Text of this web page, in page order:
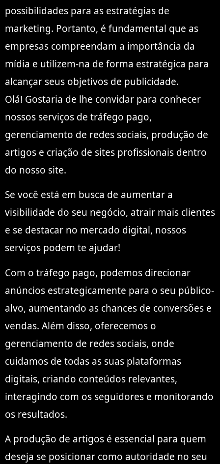
possibilidades para as estratégias de
marketing. Portanto, é fundamental que as
empresas compreendam a importância da
mídia e utilizem-na de forma estratégica para
alcançar seus objetivos de publicidade.
Olá! Gostaria de lhe convidar para conhecer
nossos serviços de tráfego pago,
gerenciamento de redes sociais, produção de
artigos e criação de sites profissionais dentro
do nosso site.
Se você está em busca de aumentar a
visibilidade do seu negócio, atrair mais clientes
e se destacar no mercado digital, nossos
serviços podem te ajudar!
Com o tráfego pago, podemos direcionar
anúncios estrategicamente para o seu público-
alvo, aumentando as chances de conversões e
vendas. Além disso, oferecemos o
gerenciamento de redes sociais, onde
cuidamos de todas as suas plataformas
digitais, criando conteúdos relevantes,
interagindo com os seguidores e monitorando
os resultados.
A produção de artigos é essencial para quem
deseja se posicionar como autoridade no seu